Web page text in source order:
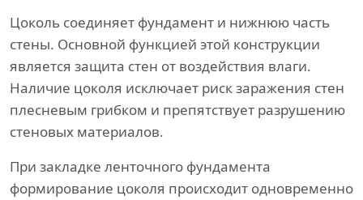
Цоколь соединяет фундамент и нижнюю часть
стены. Основной функцией этой конструкции
является защита стен от воздействия влаги.
Наличие цоколя исключает риск заражения стен
плесневым грибком и препятствует разрушению
стеновых материалов.
При закладке ленточного фундамента
формирование цоколя происходит одновременно